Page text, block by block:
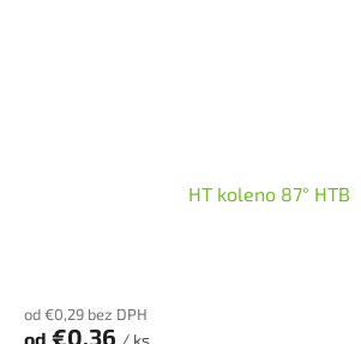
HT koleno 87° HTB
od €0,29 bez DPH
od €0,36 / ks